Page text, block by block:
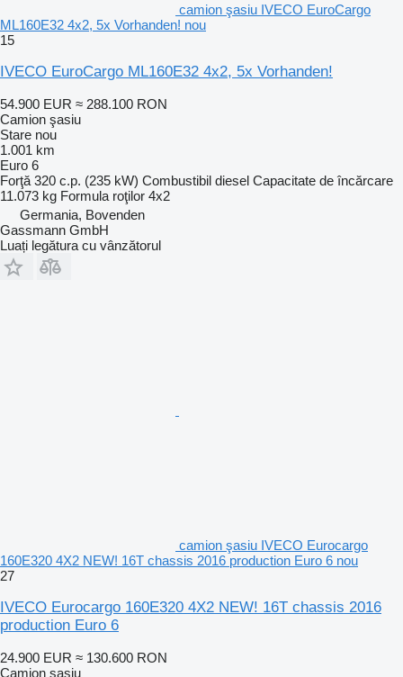
camion şasiu IVECO EuroCargo
ML160E32 4x2, 5x Vorhanden! nou
15
IVECO EuroCargo ML160E32 4x2, 5x Vorhanden!
54.900 EUR ≈ 288.100 RON
Camion şasiu
Stare nou
1.001 km
Euro 6
Forţă 320 c.p. (235 kW) Combustibil diesel Capacitate de încărcare
11.073 kg Formula roţilor 4x2
Germania, Bovenden
Gassmann GmbH
Luați legătura cu vânzătorul
camion şasiu IVECO Eurocargo
160E320 4X2 NEW! 16T chassis 2016 production Euro 6 nou
27
IVECO Eurocargo 160E320 4X2 NEW! 16T chassis 2016
production Euro 6
24.900 EUR ≈ 130.600 RON
Camion şasiu